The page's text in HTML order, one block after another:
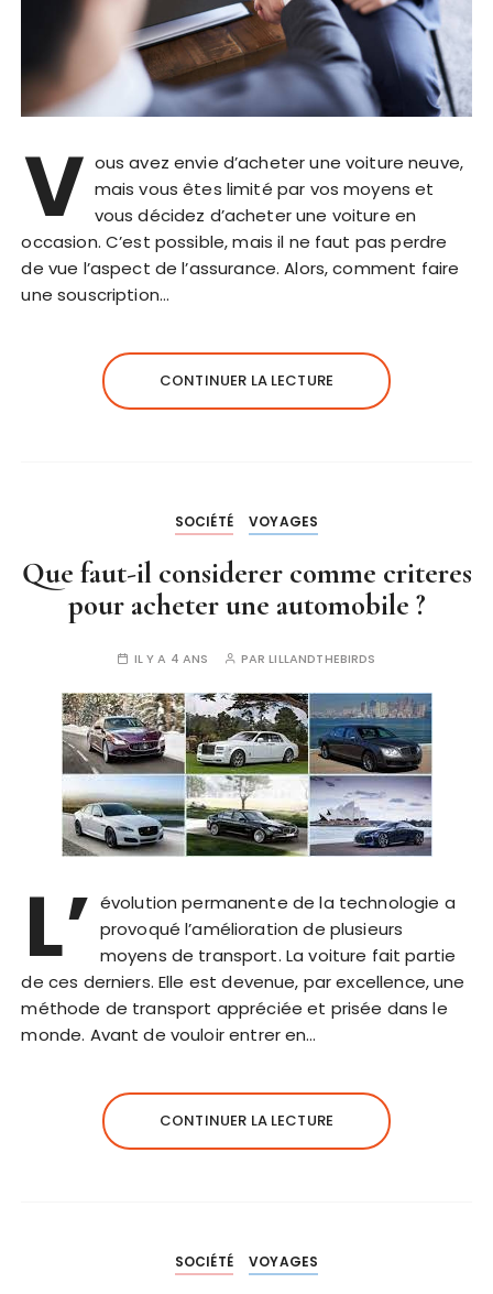
V ous avez envie d’acheter une voiture neuve,
mais vous êtes limité par vos moyens et
vous décidez d’acheter une voiture en
occasion. C’est possible, mais il ne faut pas perdre
de vue l’aspect de l’assurance. Alors, comment faire
une souscription…
CONTINUER LA LECTURE
SOCIÉTÉ VOYAGES
Que faut-il considerer comme criteres
pour acheter une automobile ?
IL Y A 4 ANS PARLILLANDTHEBIRDS
L’ évolution permanente de la technologie a
provoqué l’amélioration de plusieurs
moyens de transport. La voiture fait partie
de ces derniers. Elle est devenue, par excellence, une
méthode de transport appréciée et prisée dans le
monde. Avant de vouloir entrer en…
CONTINUER LA LECTURE
SOCIÉTÉ VOYAGES